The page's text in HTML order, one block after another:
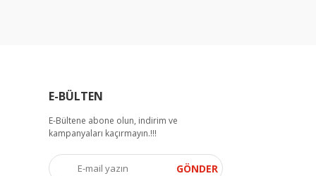
E-BÜLTEN
E-Bültene abone olun, indirim ve
kampanyaları kaçırmayın.!!!
GÖNDER